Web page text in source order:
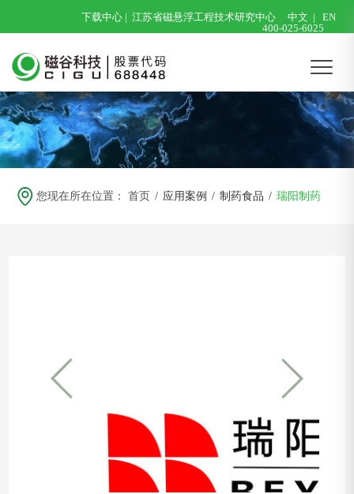
下载中心 |江苏省磁悬浮工程技术研究中心 中文 |
EN
400-025-6025
您现在所在位置：首页 / 应用案例 / 制药食品 / 瑞阳制药